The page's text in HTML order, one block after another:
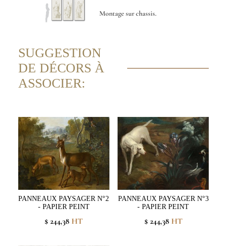
Montage sur chassis.
SUGGESTION
DE DÉCORS À
ASSOCIER:
PANNEAUX PAYSAGER N°2
- PAPIER PEINT
$ 244,38 HT
PANNEAUX PAYSAGER N°3
- PAPIER PEINT
$ 244,38HT